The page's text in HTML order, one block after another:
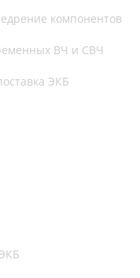
компонентов
ВЧ и СВЧ
ЭКБ